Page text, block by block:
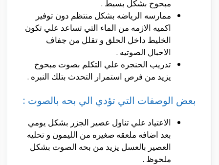
مبحوح بشكل بسيط .
ممارسه الرياضه بشكل منتظم دون توفير
اكميه الازمه من الماء التي تساعد علي تكون
الخليط داخل الحلق و تقلل من جفاف
الاحبال الصوتيه .
تدريب الحنجره علي التكلم بصوت مبحوح
يزيد من فرص استمرار التحدث بتلك النبره .
بعض الوصفات التي تؤدي الي بحه بالصوت :
الاعتياد علي تناول عصير الجزر بشكل يومي
بعد اضافه ملعقه صغيره من الليمون و تحليه
العصير بالعسل يزيد من بحه الصوت بشكل
ملحوظ .